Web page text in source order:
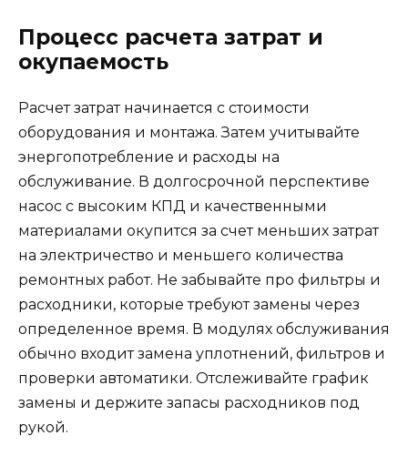
Процесс расчета затрат и
окупаемость
Расчет затрат начинается с стоимости
оборудования и монтажа. Затем учитывайте
энергопотребление и расходы на
обслуживание. В долгосрочной перспективе
насос с высоким КПД и качественными
материалами окупится за счет меньших затрат
на электричество и меньшего количества
ремонтных работ. Не забывайте про фильтры и
расходники, которые требуют замены через
определенное время. В модулях обслуживания
обычно входит замена уплотнений, фильтров и
проверки автоматики. Отслеживайте график
замены и держите запасы расходников под
рукой.